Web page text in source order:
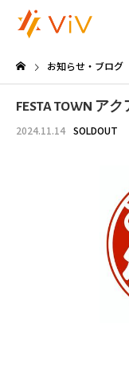
お知らせ・ブログ
FESTA TOWN ア
2024.11.14 SOLDOUT